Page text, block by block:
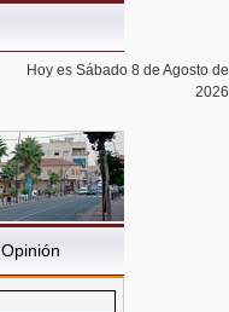
Hoy es Sábado 8 de Agosto de
2026
Opinión